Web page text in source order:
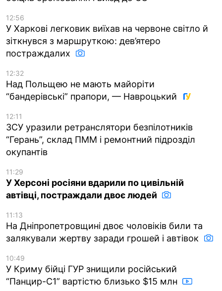
12:56
У Харкові легковик виїхав на червоне світло й
зіткнувся з маршруткою: дев’ятеро
постраждалих
12:32
Над Польщею не мають майоріти
“бандерівські” прапори, — Навроцький
12:11
ЗСУ уразили ретранслятори безпілотників
“Герань”, склад ПММ і ремонтний підрозділ
окупантів
11:29
У Херсоні росіяни вдарили по цивільній
автівці, постраждали двоє людей
11:13
На Дніпропетровщині двоє чоловіків били та
залякували жертву заради грошей і автівок
10:49
У Криму бійці ГУР знищили російський
“Панцир-С1” вартістю близько $15 млн